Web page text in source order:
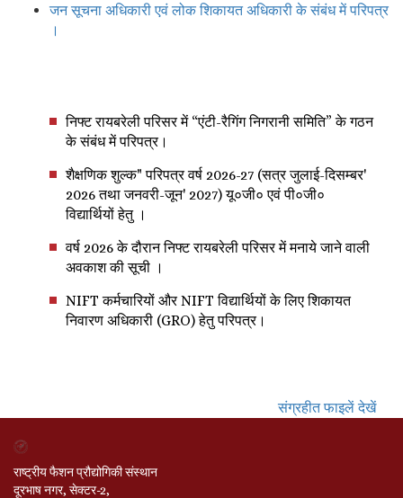
जन सूचना अधिकारी एवं लोक शिकायत अधिकारी के संबंध में परिपत्र
।
निफ्ट रायबरेली परिसर में “एंटी-रैगिंग निगरानी समिति” के गठन
के संबंध में परिपत्र।
शैक्षणिक शुल्क" परिपत्र वर्ष 2026-27 (सत्र जुलाई-दिसम्बर'
2026 तथा जनवरी-जून' 2027) यू०जी० एवं पी०जी०
विद्यार्थियों हेतु ।
वर्ष 2026 के दौरान निफ्ट रायबरेली परिसर में मनाये जाने वाली
अवकाश की सूची ।
NIFT कर्मचारियों और NIFT विद्यार्थियों के लिए शिकायत
निवारण अधिकारी (GRO) हेतु परिपत्र।
संग्रहीत फाइलें देखें
राष्ट्रीय फैशन प्रौद्योगिकी संस्थान
दूरभाष नगर, सेक्टर-2,